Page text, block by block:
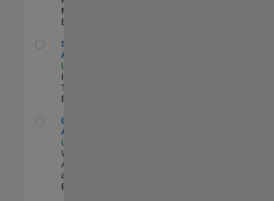
Management |
Experimentado
Senior CRM Analyst
Senior CRM
Analyst
US-MA-Natick
Information
Technology |
Experimentado
Cloud Solution Architect
Cloud Solution
Architect
US-MA-Natick
Web
Applications
and Services |
Experimentado